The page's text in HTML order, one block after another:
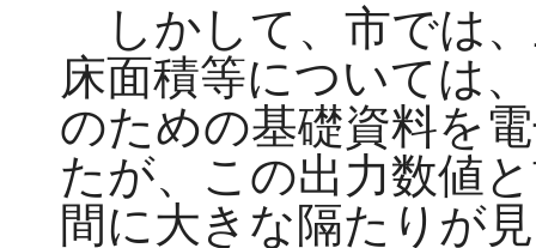
しかして、市では
床面積等については
のための基礎資料を
たが、この出力数値
間に大きな隔たりが